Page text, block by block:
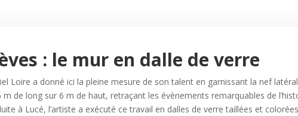
: le mur en dalle de verre
Loire a donné ici la pleine mesure de son talent en garnissant la nef
m de long sur 6 m de haut, retraçant les évènements remarquables de
à Lucé, l’artiste a exécuté ce travail en dalles de verre taillées et